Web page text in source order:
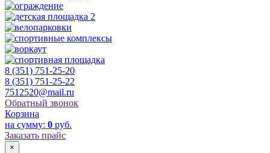
8 (351) 751-25-20
8 (351) 751-25-22
7512520@mail.ru
Обратный звонок
Корзина
на сумму: 0 руб.
Заказать прайс
×